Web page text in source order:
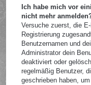
Ich habe mich vor
nicht mehr
Versuche zuerst, die
Registrierung
Benutzernamen und
Administrator dein
deaktiviert oder
regelmäßig Benutzer,
geschrieben haben,